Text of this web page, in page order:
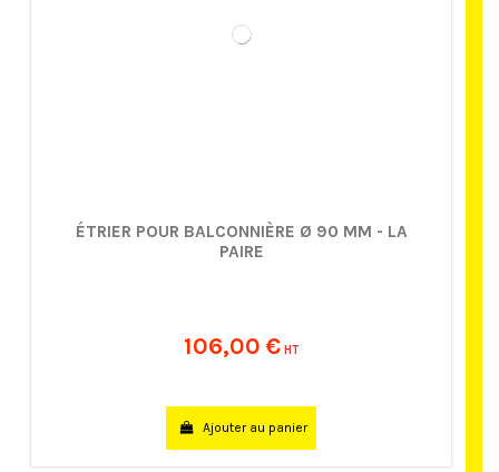
ÉTRIER POUR BALCONNIÈRE Ø 90 MM - LA
PAIRE
106,00 € HT
Ajouter au panier